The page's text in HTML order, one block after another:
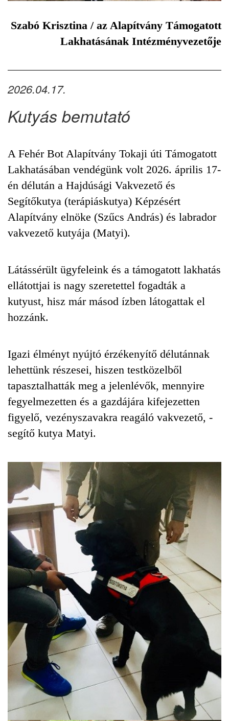
Szabó Krisztina / az Alapítvány Támogatott
Lakhatásának Intézményvezetője
2026.04.17.
Kutyás bemutató
A Fehér Bot Alapítvány Tokaji úti Támogatott
Lakhatásában vendégünk volt 2026. április 17-
én délután a Hajdúsági Vakvezető és
Segítőkutya (terápiáskutya) Képzésért
Alapítvány elnöke (Szűcs András) és labrador
vakvezető kutyája (Matyi).
Látássérült ügyfeleink és a támogatott lakhatás
ellátottjai is nagy szeretettel fogadták a
kutyust, hisz már másod ízben látogattak el
hozzánk.
Igazi élményt nyújtó érzékenyítő délutánnak
lehettünk részesei, hiszen testközelből
tapasztalhatták meg a jelenlévők, mennyire
fegyelmezetten és a gazdájára kifejezetten
figyelő, vezényszavakra reagáló vakvezető, -
segítő kutya Matyi.